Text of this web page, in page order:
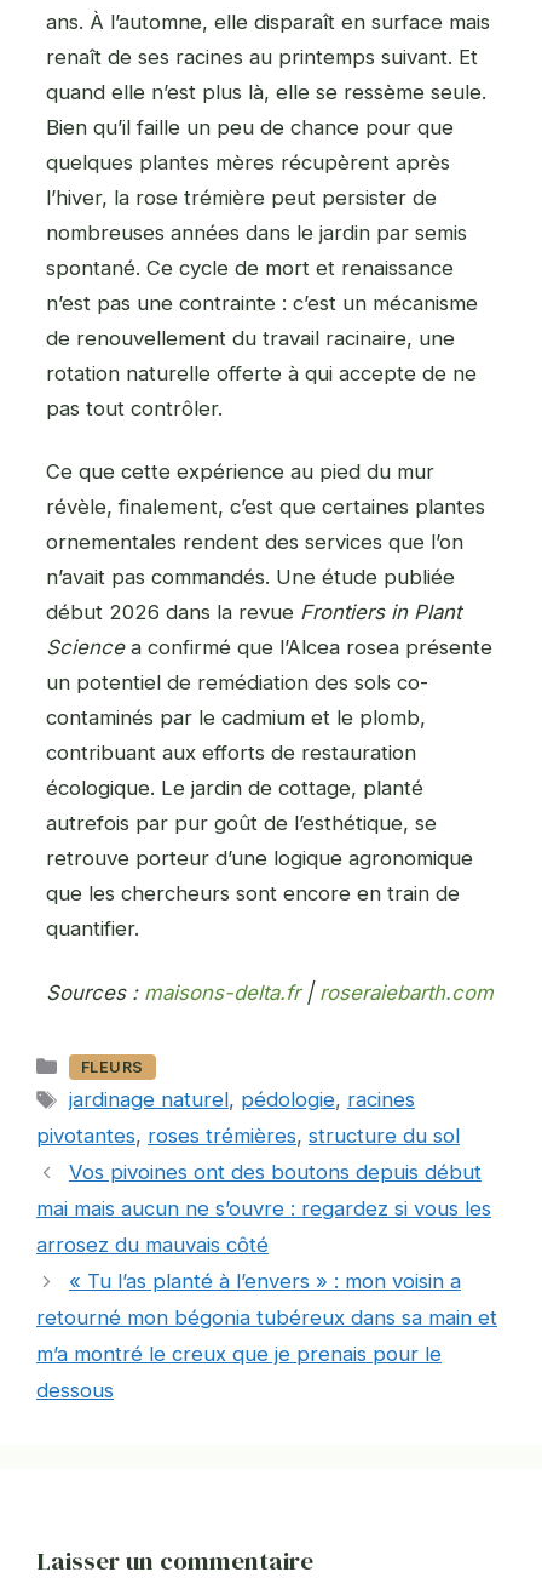
ans. À l’automne, elle disparaît en surface mais
renaît de ses racines au printemps suivant. Et
quand elle n’est plus là, elle se ressème seule.
Bien qu’il faille un peu de chance pour que
quelques plantes mères récupèrent après
l’hiver, la rose trémière peut persister de
nombreuses années dans le jardin par semis
spontané. Ce cycle de mort et renaissance
n’est pas une contrainte : c’est un mécanisme
de renouvellement du travail racinaire, une
rotation naturelle offerte à qui accepte de ne
pas tout contrôler.
Ce que cette expérience au pied du mur
révèle, finalement, c’est que certaines plantes
ornementales rendent des services que l’on
n’avait pas commandés. Une étude publiée
début 2026 dans la revue Frontiers in Plant
Sciencea confirmé que l’Alcea rosea présente
un potentiel de remédiation des sols co-
contaminés par le cadmium et le plomb,
contribuant aux efforts de restauration
écologique. Le jardin de cottage, planté
autrefois par pur goût de l’esthétique, se
retrouve porteur d’une logique agronomique
que les chercheurs sont encore en train de
quantifier.
Sources : maisons-delta.fr| roseraiebarth.com
Catégories
FLEURS
Étiquettes
jardinage naturel, pédologie, racines
pivotantes, roses trémières, structure du sol
Vos pivoines ont des boutons depuis début
mai mais aucun ne s’ouvre : regardez si vous les
arrosez du mauvais côté
« Tu l’as planté à l’envers » : mon voisin a
retourné mon bégonia tubéreux dans sa main et
m’a montré le creux que je prenais pour le
dessous
Laisser un commentaire